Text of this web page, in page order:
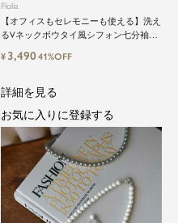
Flolia
【オフィスもセレモニーも使える】洗え
るVネックボウタイ風シフォン七分袖ビ
¥ 3,49041%OFF
詳細を見る
お気に入りに登録する